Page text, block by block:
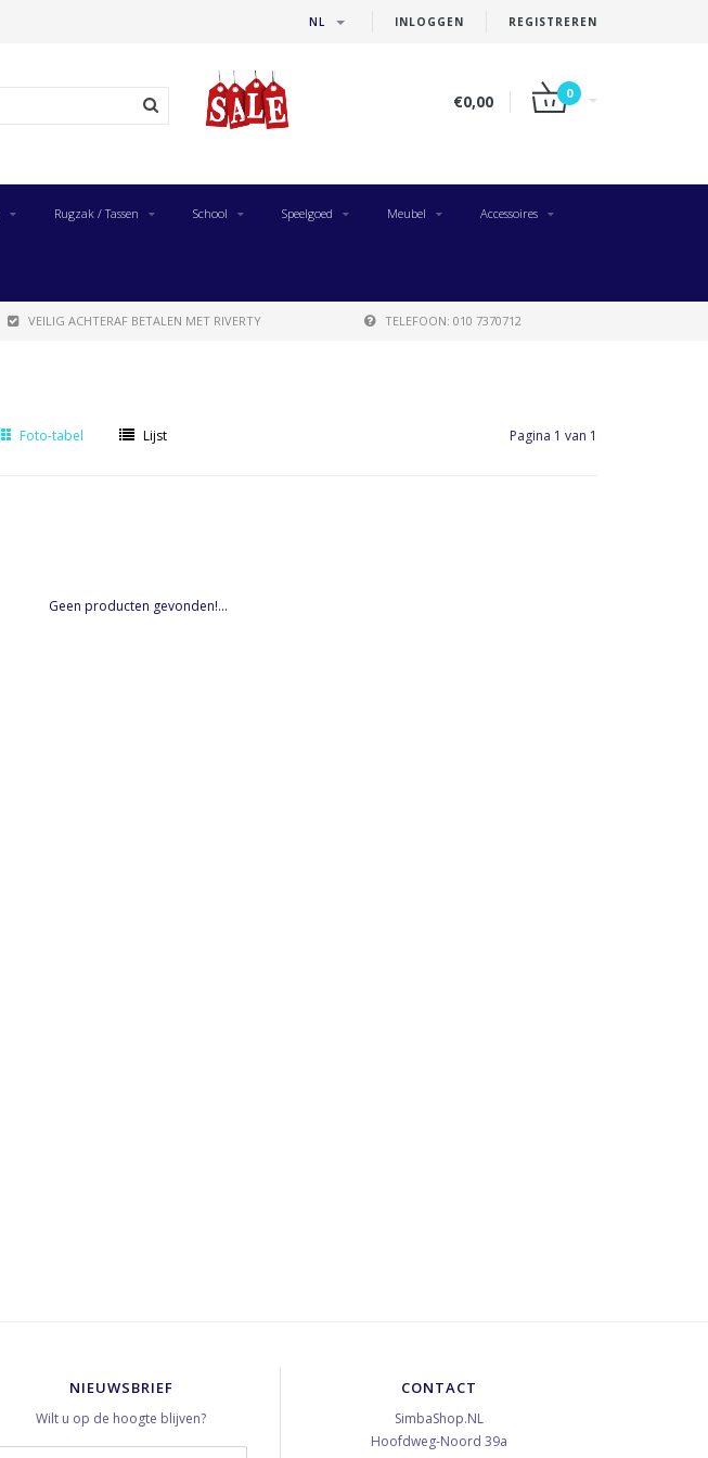
INLOGGEN REGISTREREN
NL
€0,00 0
Rugzak / Tassen School Speelgoed Meubel Accessoires
VEILIG ACHTERAF BETALEN MET RIVERTY TELEFOON: 010 7370712
Foto-tabel Lijst Pagina 1 van 1
Geen producten gevonden!...
NIEUWSBRIEF
Wilt u op de hoogte blijven?
CONTACT
SimbaShop.NL
Hoofdweg-Noord 39a